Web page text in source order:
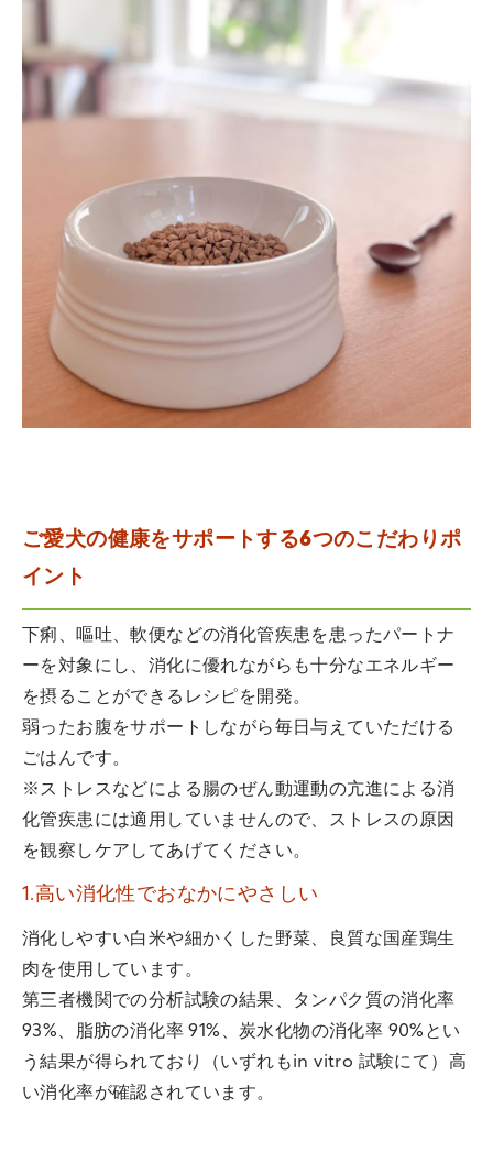
ご愛犬の健康をサポートする6つのこだわりポ
イント
下痢、嘔吐、軟便などの消化管疾患を患ったパートナ
ーを対象にし、消化に優れながらも十分なエネルギー
を摂ることができるレシピを開発。
弱ったお腹をサポートしながら毎日与えていただける
ごはんです。
※ストレスなどによる腸のぜん動運動の亢進による消
化管疾患には適用していませんので、ストレスの原因
を観察しケアしてあげてください。
1.高い消化性でおなかにやさしい
消化しやすい白米や細かくした野菜、良質な国産鶏生
肉を使用しています。
第三者機関での分析試験の結果、タンパク質の消化率
93%、脂肪の消化率 91%、炭水化物の消化率 90%とい
う結果が得られており（いずれもin vitro 試験にて）高
い消化率が確認されています。